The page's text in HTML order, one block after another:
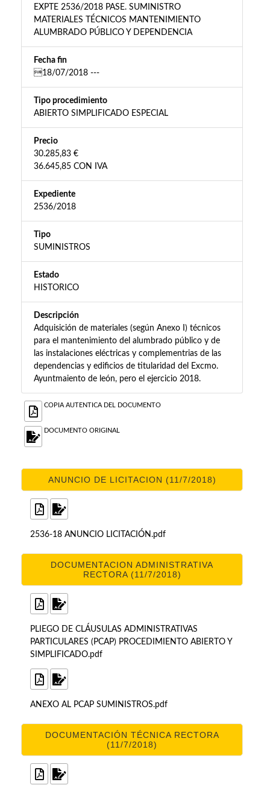
EXPTE 2536/2018 PASE. SUMINISTRO
MATERIALES TÉCNICOS MANTENIMIENTO
ALUMBRADO PÚBLICO Y DEPENDENCIA
Fecha fin
18/07/2018 ---
Tipo procedimiento
ABIERTO SIMPLIFICADO ESPECIAL
Precio
30.285,83 €
36.645,85 CON IVA
Expediente
2536/2018
Tipo
SUMINISTROS
Estado
HISTORICO
Descripción
Adquisición de materiales (según Anexo I) técnicos
para el mantenimiento del alumbrado público y de
las instalaciones eléctricas y complementrias de las
dependencias y edificios de titularidad del Excmo.
Ayuntmaiento de león, pero el ejercicio 2018.
COPIA AUTENTICA DEL DOCUMENTO
DOCUMENTO ORIGINAL
ANUNCIO DE LICITACION (11/7/2018)
2536-18 ANUNCIO LICITACIÓN.pdf
DOCUMENTACION ADMINISTRATIVA
RECTORA (11/7/2018)
PLIEGO DE CLÁUSULAS ADMINISTRATIVAS
PARTICULARES (PCAP) PROCEDIMIENTO ABIERTO Y
SIMPLIFICADO.pdf
ANEXO AL PCAP SUMINISTROS.pdf
DOCUMENTACIÓN TÉCNICA RECTORA
(11/7/2018)